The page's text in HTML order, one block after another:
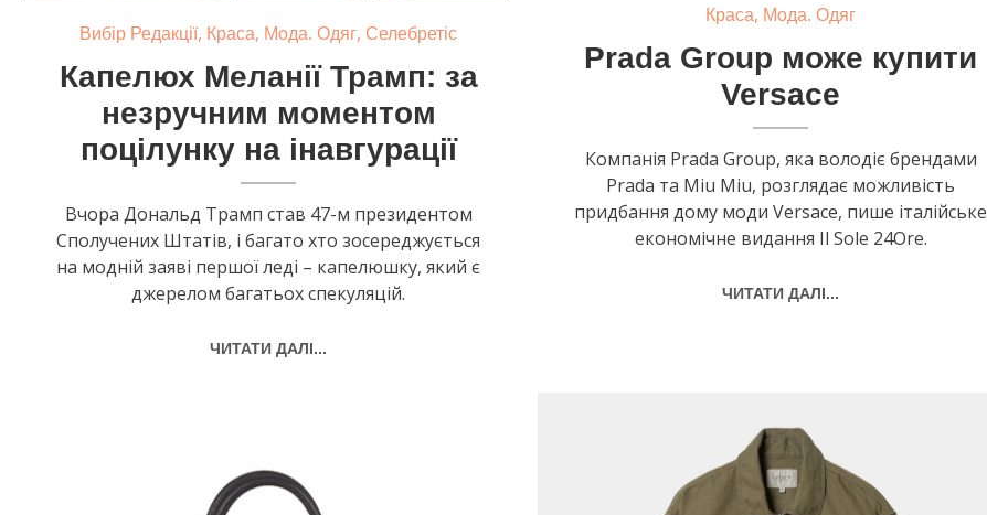
Вибір Редакції, Краса, Мода. Одяг,Селебретіс
Капелюх Меланії Трамп: за
незручним моментом
поцілунку на інавгурації
Вчора Дональд Трамп став 47-м президентом
Сполучених Штатів, і багато хто зосереджується
на модній заяві першої леді – капелюшку, який є
джерелом багатьох спекуляцій.
ЧИТАТИ ДАЛІ...
Краса, Мода. Одяг
Prada Group може купити
Versace
Компанія Prada Group, яка володіє брендами
Prada та Miu Miu, розглядає можливість
придбання дому моди Versace, пише італійське
економічне видання Il Sole 24Ore.
ЧИТАТИ ДАЛІ...